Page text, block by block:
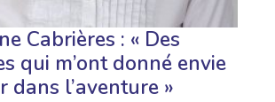
Cabrières : « Des
qui m’ont donné envie
dans l’aventure »